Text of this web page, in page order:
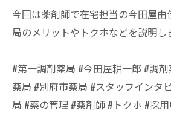
今回は薬剤師で在宅担当の今田屋
局のメリットやトクホなどを説明し
#第一調剤薬局 #今田屋耕一郎 #調
薬局 #別府市薬局 #スタッフインタ
局 #薬の管理 #薬剤師 #トクホ #採